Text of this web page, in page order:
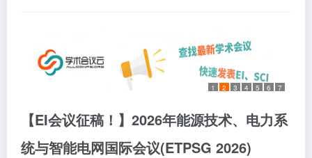
1 2 3 4 5 6 7
【EI会议征稿！】2026年能源技术、电力系
统与智能电网国际会议(ETPSG 2026)